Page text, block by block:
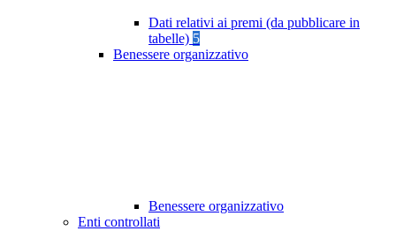
Dati relativi ai premi (da pubblicare in
tabelle) 5
Benessere organizzativo
Benessere organizzativo
Enti controllati